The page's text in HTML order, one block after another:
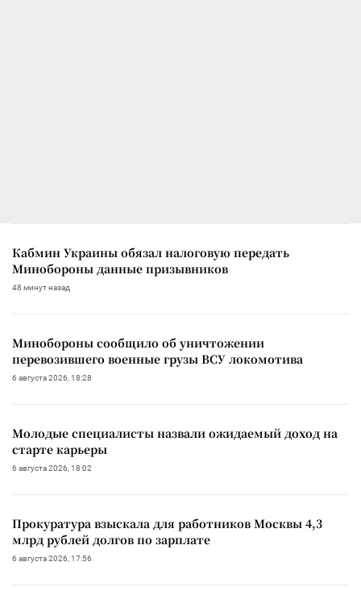
Кабмин Украины обязал налоговую передать
Минобороны данные призывников
48 минут назад
Минобороны сообщило об уничтожении
перевозившего военные грузы ВСУ локомотива
6 августа 2026, 18:28
Молодые специалисты назвали ожидаемый доход на
старте карьеры
6 августа 2026, 18:02
Прокуратура взыскала для работников Москвы 4,3
млрд рублей долгов по зарплате
6 августа 2026, 17:56